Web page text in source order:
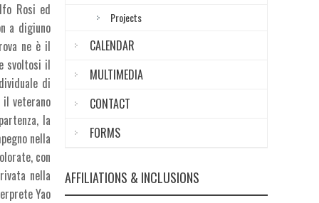
Rosi ed
a digiuno
ne è il
svoltosi il
di
il veterano
la
nella
con
nella
Yao
Projects
CALENDAR
MULTIMEDIA
CONTACT
FORMS
AFFILIATIONS & INCLUSIONS